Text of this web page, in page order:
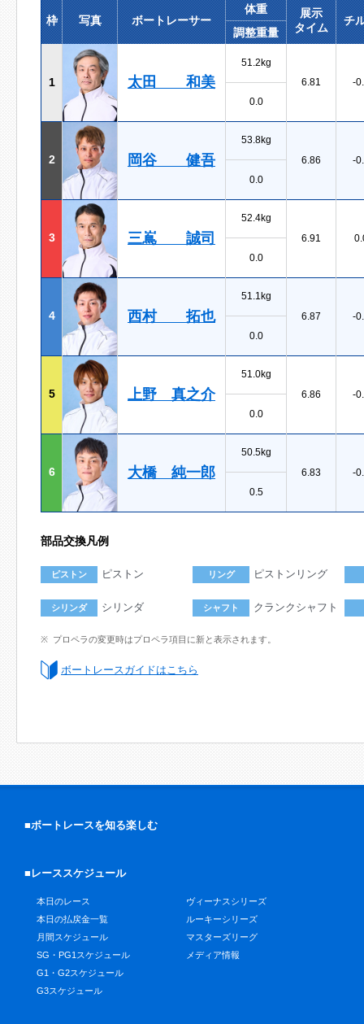
枠 写真 ボートレーサー
体重
展示
タイム
チ
調整重量
1 太田 和美
51.2kg
6.81
-
0.0
2 岡谷 健吾
53.8kg
6.86
-
0.0
3 三嶌 誠司
52.4kg
6.91
0.0
4 西村 拓也
51.1kg
6.87
-
0.0
5 上野 真之介
51.0kg
6.86
-
0.0
6 大橋 純一郎
50.5kg
6.83
-
0.5
部品交換凡例
ピストン ピストン リング ピストンリング
シリンダ シリンダ シャフト クランクシャフト
プロペラの変更時はプロペラ項目に新と表示されます。
ボートレースガイドはこちら
■ボートレースを知る楽しむ
■レーススケジュール
本日のレース
本日の払戻金一覧
月間スケジュール
SG・PG1スケジュール
G1・G2スケジュール
G3スケジュール
ヴィーナスシリーズ
ルーキーシリーズ
マスターズリーグ
メディア情報